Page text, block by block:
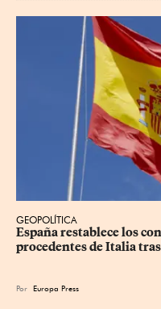
GEOPOLÍTICA
España restablece los
procedentes de Italia
Por Europa Press